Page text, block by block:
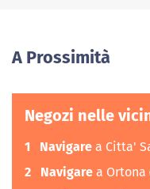
A Prossimità
Negozi nelle
1 Navigare a Citta'
2 Navigare a Ortona